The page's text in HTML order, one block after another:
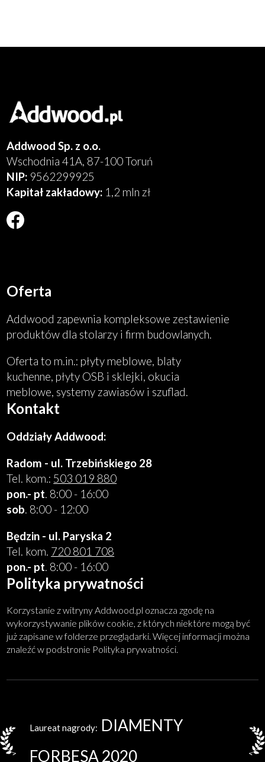
Addwood Sp. z o.o.
Wschodnia 41A, 87-100 Toruń
NIP: 9562299925
Kapitał zakładowy: 1,2 mln zł
Will
Oferta
Addwood zapewnia kompleksowe zestawienie
produktów dla stolarzy i firm budowlanych.
Oferta to m.in.: płyty meblowe, blaty
kuchenne, płyty OSB i sklejki, okucia
meblowe, systemy zawiasów i szuflad.
Kontakt
Oddziały Addwood:
Radom - ul. Trzebińskiego 28
Tel. kom.: 503 019 880
pon.- pt. 8:00 - 16:00
sob. 8:00 - 12:00
Będzin - ul. Paryska 2
Tel. kom. 720 801 708
pon.- pt. 8:00 - 16:00
Polityka prywatności
Korzystanie z witryny Addwood.pl oznacza zgodę na
wykorzystywanie plików cookie, z których niektóre mogą być
już zapisane w folderze przeglądarki. Więcej informacji można
znaleźć w podstronie Polityka prywatności.
Laureat nagrody: DIAMENTY
FORBESA 2020